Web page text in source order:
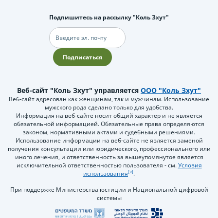
Подпишитесь на рассылку "Коль Зхут"
Электронная
почта
Подписаться
Веб-сайт "Коль Зхут" управляется ООО "Коль Зхут"
Веб-сайт адресован как женщинам, так и мужчинам. Использование
мужского рода сделано только для удобства.
Информация на веб-сайте носит общий характер и не является
обязательной информацией. Обязательные права определяются
законом, нормативными актами и судебными решениями.
Использование информации на веб-сайте не является заменой
получения консультации или юридического, профессионального или
иного лечения, и ответственность за вышеупомянутое является
исключительной ответственностью пользователя - см.Условия
использования
.
При поддержке Министерства юстиции и Национальной цифровой
системы